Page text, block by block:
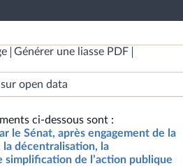
Générer une liasse PDF
open data
ci-dessous sont :
le Sénat, après engagement de la
décentralisation, la
de l’action publique